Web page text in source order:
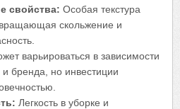
свойства: Особая текстура
скольжение и
варьироваться в зависимости
и бренда, но инвестиции
Легкость в уборке и